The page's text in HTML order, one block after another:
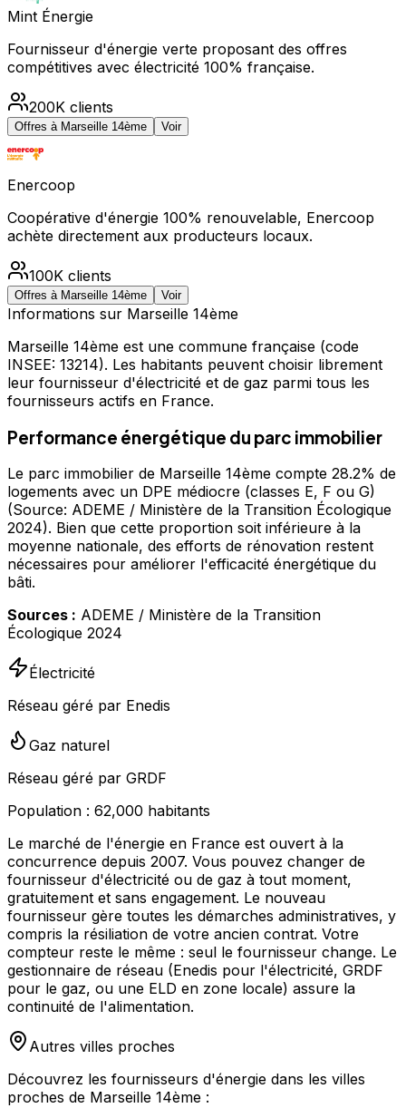
Mint Énergie
Fournisseur d'énergie verte proposant des offres
compétitives avec électricité 100% française.
200K clients
Offres à Marseille 14ème Voir
Enercoop
Coopérative d'énergie 100% renouvelable, Enercoop
achète directement aux producteurs locaux.
100K clients
Offres à Marseille 14ème Voir
Informations sur Marseille 14ème
Marseille 14ème est une commune française (code
INSEE: 13214). Les habitants peuvent choisir librement
leur fournisseur d'électricité et de gaz parmi tous les
fournisseurs actifs en France.
Performance énergétique du parc immobilier
Le parc immobilier de Marseille 14ème compte 28.2% de
logements avec un DPE médiocre (classes E, F ou G)
(Source: ADEME / Ministère de la Transition Écologique
2024). Bien que cette proportion soit inférieure à la
moyenne nationale, des efforts de rénovation restent
nécessaires pour améliorer l'efficacité énergétique du
bâti.
Sources : ADEME / Ministère de la Transition
Écologique 2024
Électricité
Réseau géré par Enedis
Gaz naturel
Réseau géré par GRDF
Population : 62,000 habitants
Le marché de l'énergie en France est ouvert à la
concurrence depuis 2007. Vous pouvez changer de
fournisseur d'électricité ou de gaz à tout moment,
gratuitement et sans engagement. Le nouveau
fournisseur gère toutes les démarches administratives, y
compris la résiliation de votre ancien contrat. Votre
compteur reste le même : seul le fournisseur change. Le
gestionnaire de réseau (Enedis pour l'électricité, GRDF
pour le gaz, ou une ELD en zone locale) assure la
continuité de l'alimentation.
Autres villes proches
Découvrez les fournisseurs d'énergie dans les villes
proches de Marseille 14ème :